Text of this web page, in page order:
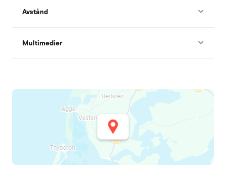
Avstånd
Multimedier